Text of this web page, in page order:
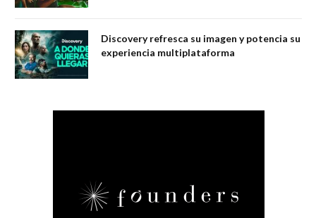
Discovery refresca su imagen y potencia su
experiencia multiplataforma